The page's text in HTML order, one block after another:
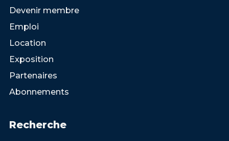
Devenir membre
Emploi
Location
Exposition
Partenaires
Abonnements
Recherche